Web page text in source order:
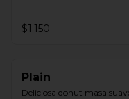
$1.150
Plain
Deliciosa donut masa